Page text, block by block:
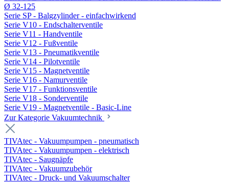
Ø 32-125
Serie SP - Balgzylinder - einfachwirkend
Serie V10 - Endschalterventile
Serie V11 - Handventile
Serie V12 - Fußventile
Serie V13 - Pneumatikventile
Serie V14 - Pilotventile
Serie V15 - Magnetventile
Serie V16 - Namurventile
Serie V17 - Funktionsventile
Serie V18 - Sonderventile
Serie V19 - Magnetventile - Basic-Line
Zur Kategorie Vakuumtechnik
TIVAtec - Vakuumpumpen - pneumatisch
TIVAtec - Vakuumpumpen - elektrisch
TIVAtec - Saugnäpfe
TIVAtec - Vakuumzubehör
TIVAtec - Druck- und Vakuumschalter